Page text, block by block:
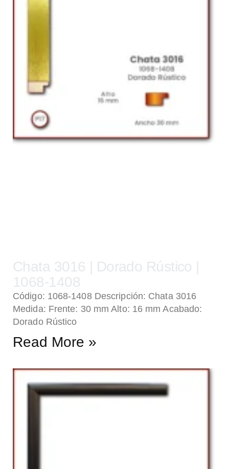
Chata 3016 | Dorado Rústico |
1068-1408
Código: 1068-1408 Descripción: Chata 3016
Medida: Frente: 30 mm Alto: 16 mm Acabado:
Dorado Rústico
Read More »